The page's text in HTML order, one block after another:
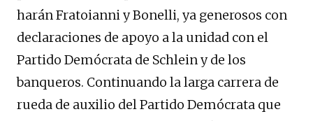
harán Fratoianni y Bonelli, ya generosos con
declaraciones de apoyo a la unidad con el
Partido Demócrata de Schlein y de los
banqueros. Continuando la larga carrera de
rueda de auxilio del Partido Demócrata que